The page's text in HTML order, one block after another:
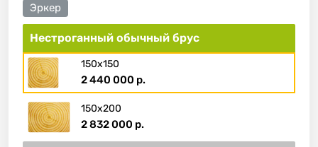
Эркер
Нестроганный обычный брус
150х150
2 440 000 р.
150х200
2 832 000 р.